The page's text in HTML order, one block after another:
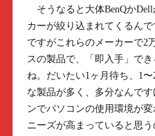
そうなると大体BenQか
カーが絞り込まれてくるん
ですがこれらのメーカーで2
スの製品で、「即入手」で
ね。だいたい1ヶ月待ち、1
な製品が多く、多分なんで
ンでパソコンの使用環境が
ニーズが高まっていると思